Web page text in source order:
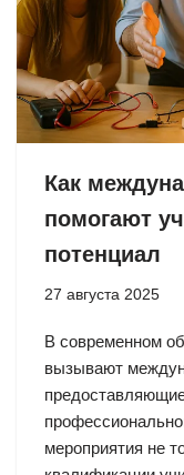
Как
помогают
потенциал
27 августа 2025
В современном
вызывают
мероприятия не